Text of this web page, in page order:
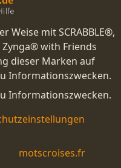
Weise mit SCRABBLE®,
with Friends
dieser Marken auf
Informationszwecken.
Informationszwecken.
motscroises.fr